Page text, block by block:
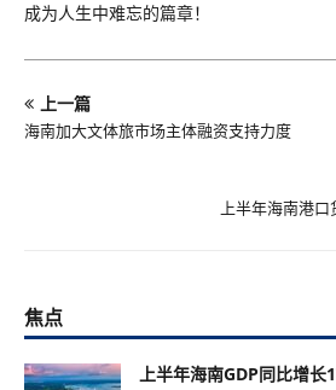
成为人生中难忘的篇章！
上一篇
海南加大文体旅市场主体融资支持力度
上半年海南港
焦点
上半年海南GDP同比增长